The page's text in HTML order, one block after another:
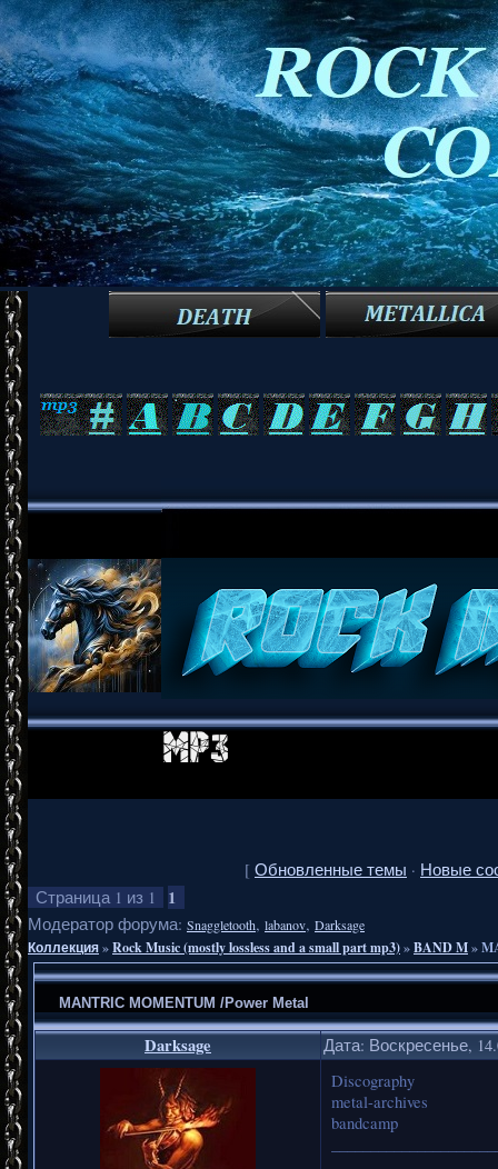
[ Обновленные темы · Новые
Страница 1 из 1 1
Модератор форума: Snaggletooth, labanov, Darksage
Коллекция»Rock Music (mostly lossless and a small part mp3)»BAND M»
MANTRIC MOMENTUM /Power Metal
Darksage Дата: Воскресенье,
Discography
metal-archives
bandcamp